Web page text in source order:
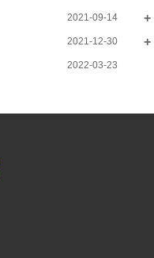
2021-09-14
2021-12-30
2022-03-23